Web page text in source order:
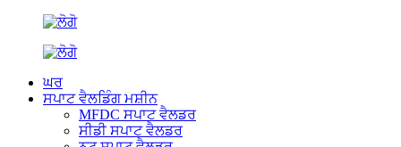
ਘਰ
ਸਪਾਟ ਵੈਲਡਿੰਗ ਮਸ਼ੀਨ
MFDC ਸਪਾਟ ਵੈਲਡਰ
ਸੀਡੀ ਸਪਾਟ ਵੈਲਡਰ